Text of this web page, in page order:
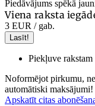
Piedāvājums spēkā
Viena raksta
3 EUR / gab.
Lasīt!
Piekļuve rakstam
Noformējot pirkumu,
automātiski maksājumi!
Apskatīt citas